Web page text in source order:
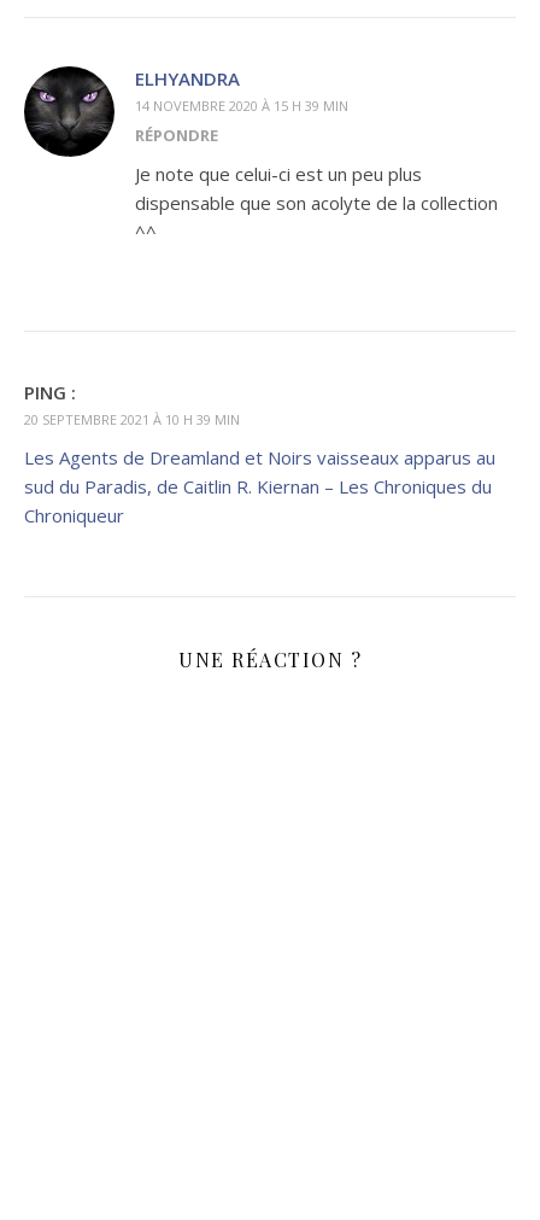
ELHYANDRA
14 NOVEMBRE 2020 À 15 H 39 MIN
RÉPONDRE
Je note que celui-ci est un peu plus
dispensable que son acolyte de la collection
^^
PING :
20 SEPTEMBRE 2021 À 10 H 39 MIN
Les Agents de Dreamland et Noirs vaisseaux apparus au
sud du Paradis, de Caitlin R. Kiernan – Les Chroniques du
Chroniqueur
UNE RÉACTION ?